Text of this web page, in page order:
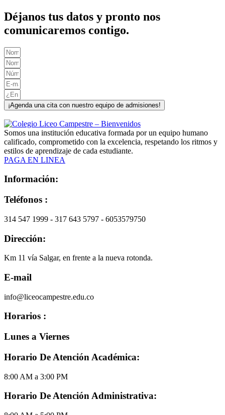
Déjanos tus datos y pronto nos
comunicaremos contigo.
¡Agenda una cita con nuestro equipo de admisiones!
Somos una institución educativa formada por un equipo humano
calificado, comprometido con la excelencia, respetando los ritmos y
estilos de aprendizaje de cada estudiante.
PAGA EN LINEA
Información:
Teléfonos :
314 547 1999 - 317 643 5797 - 6053579750
Dirección:
Km 11 vía Salgar, en frente a la nueva rotonda.
E-mail
info@liceocampestre.edu.co
Horarios :
Lunes a Viernes
Horario De Atención Académica:
8:00 AM a 3:00 PM
Horario De Atención Administrativa: